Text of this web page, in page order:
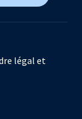
légal et